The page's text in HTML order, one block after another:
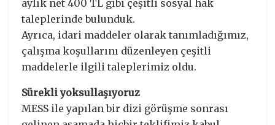
aylık net 400 TL gibi çeşitli sosyal hak
taleplerinde bulunduk.
Ayrıca, idari maddeler olarak tanımladığımız,
çalışma koşullarını düzenleyen çeşitli
maddelerle ilgili taleplerimiz oldu.
Sürekli yoksullaşıyoruz
MESS ile yapılan bir dizi görüşme sonrası